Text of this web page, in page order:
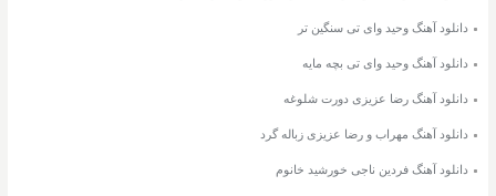
دانلود آهنگ وحید وای تی سنگین تر
دانلود آهنگ وحید وای تی بچه مایه
دانلود آهنگ رضا عزیزی دورت شلوغه
دانلود آهنگ مهراب و رضا عزیزی زباله گرد
دانلود آهنگ فردین ناجی خورشید خانوم